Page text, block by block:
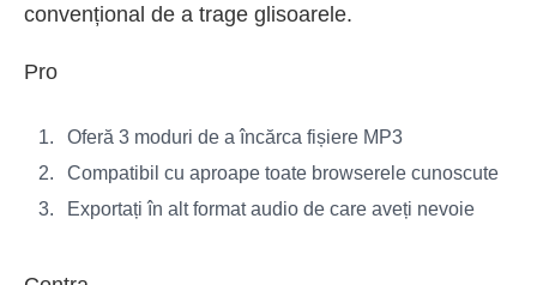
convențional de a trage glisoarele.
Pro
Oferă 3 moduri de a încărca fișiere MP3
Compatibil cu aproape toate browserele cunoscute
Exportați în alt format audio de care aveți nevoie